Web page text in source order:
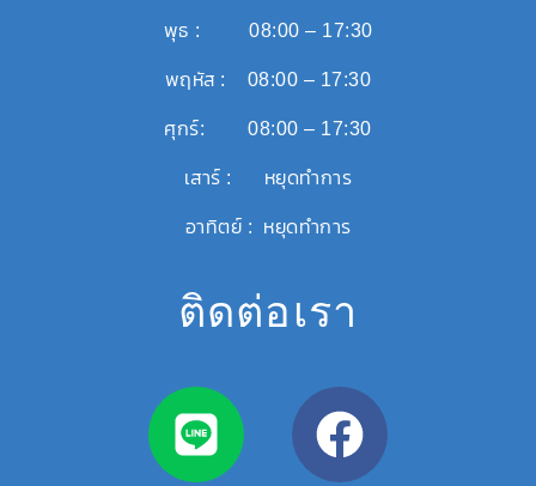
พุธ : 08:00 – 17:30
พฤหัส : 08:00 – 17:30
ศุกร์: 08:00 – 17:30
เสาร์ : หยุดทำการ
อาทิตย์ : หยุดทำการ
ติดต่อเรา